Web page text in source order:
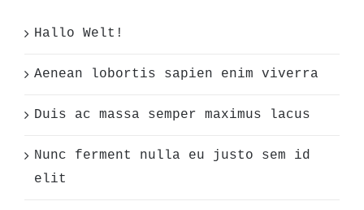
Hallo Welt!
Aenean lobortis sapien enim viverra
Duis ac massa semper maximus lacus
Nunc ferment nulla eu justo sem id
elit